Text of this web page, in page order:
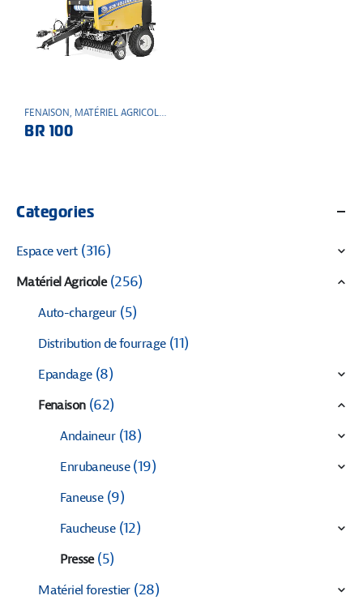
FENAISON, MATÉRIEL AGRICOLE ,
BR 100
Categories
Espace vert (316)
Matériel Agricole (256)
Auto-chargeur (5)
Distribution de fourrage (11)
Epandage (8)
Fenaison (62)
Andaineur (18)
Enrubaneuse (19)
Faneuse (9)
Faucheuse (12)
Presse (5)
Matériel forestier (28)